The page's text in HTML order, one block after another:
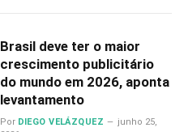
Brasil deve ter o maior
crescimento publicitário
do mundo em 2026, aponta
levantamento
Por DIEGO VELÁZQUEZ
junho 25,